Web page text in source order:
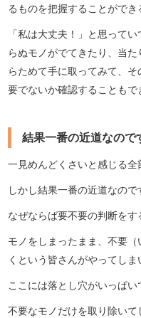
るものを把握することができ
「私は大丈夫！」と思って
らぬモノがでてきたり、当
らためて手に取ってみて、
要でないか確認することもで
結果一番の近道なので
一見めんどくさいと感じる全
しかし結果一番の近道なので
なぜならば要不要の判断をす
モノをしまったまま、不要
くという皆さんがやってしま
ここには落とし穴がいっぱい
不要なモノだけを取り除い